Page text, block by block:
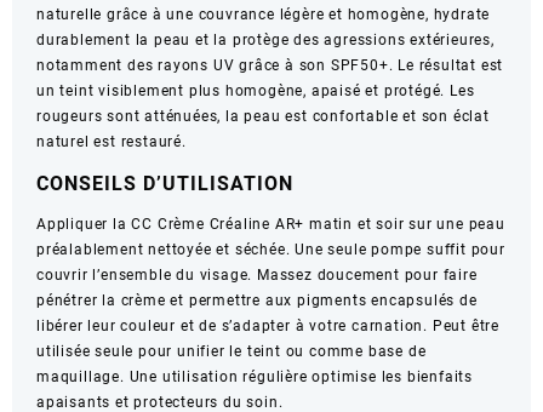
perfecteur
apaisant
–
40
ml
e
naturelle grâce à une couvrance légère et homogène, hydrate
durablement la peau et la protège des agressions extérieures,
notamment des rayons UV grâce à son SPF50+. Le résultat est
un teint visiblement plus homogène, apaisé et protégé. Les
rougeurs sont atténuées, la peau est confortable et son éclat
naturel est restauré.
CONSEILS D’UTILISATION
Appliquer la CC Crème Créaline AR+ matin et soir sur une peau
préalablement nettoyée et séchée. Une seule pompe suffit pour
couvrir l’ensemble du visage. Massez doucement pour faire
pénétrer la crème et permettre aux pigments encapsulés de
libérer leur couleur et de s’adapter à votre carnation. Peut être
utilisée seule pour unifier le teint ou comme base de
maquillage. Une utilisation régulière optimise les bienfaits
apaisants et protecteurs du soin.